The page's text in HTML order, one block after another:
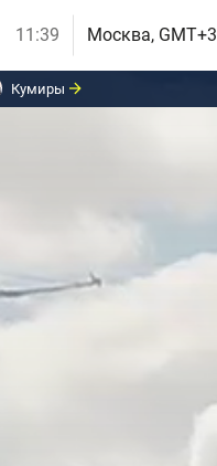
11:39 Москва, GMT+3
Кумиры